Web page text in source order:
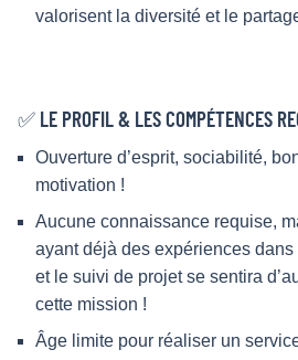
valorisent la diversité et le
✅ LE PROFIL & LES COMPÉTENCES
Ouverture d’esprit, sociabilité,
motivation !
Aucune connaissance requise,
ayant déjà des expériences dans
et le suivi de projet se sentira
cette mission !
Âge limite pour réaliser un